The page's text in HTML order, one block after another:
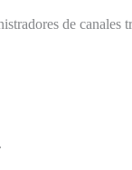
de canales